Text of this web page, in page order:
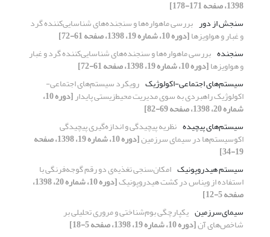
1398، صفحه 171-178]
سنجش از دور بررسی ماهواره‌ها و سنجنده‌های شناسایی‌کننده گرد
و غبار و هواویزها[دوره 10، شماره 19، 1398، صفحه 61-72]
سنجنده بررسی ماهواره‌ها و سنجنده‌های شناسایی‌کننده گرد و غبار
و هواویزها[دوره 10، شماره 19، 1398، صفحه 61-72]
سیستم‌های اجتماعی-اکولوژیک رویکرد سیستم‌های اجتماعی-
اکولوژیک راهبردی به سوی مدیریت محیط‌‌زیستی پایدار [دوره 10،
شماره 20، 1398، صفحه 69-82]
سیستم‌‌های پیچیده نظریه پیچیدگی و اندازه‌‌گیری پیچیدگی
اکوسیستم‌‌ها در سیمای سرزمین [دوره 10، شماره 19، 1398، صفحه
19-34]
سیستم هیدروپونیک امکان‌سنجی تغذیه‌ی‌ دو رقم گوجه‌فرنگی با
استفاده از ویناس در کشت هیدروپونیک [دوره 10، شماره 20، 1398،
صفحه 5-12]
سیمای‌‌سرزمین یکپارچگی بوم‌‌شناختی و مروری تحلیلی بر
شاخص‌‌های آن[دوره 10، شماره 19، 1398، صفحه 5-18]